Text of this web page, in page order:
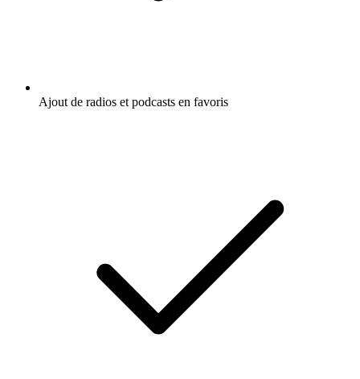
Ajout de radios et podcasts en favoris